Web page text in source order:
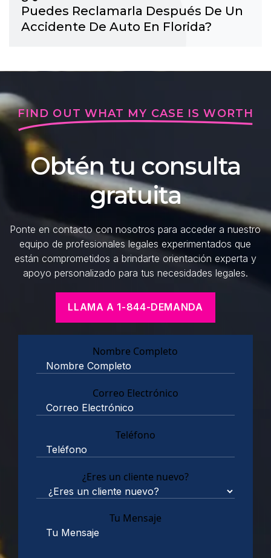
Puedes Reclamarla Después De Un
Accidente De Auto En Florida?
FIND OUT WHAT MY CASE IS WORTH
Obtén tu consulta
gratuita
Ponte en contacto con nosotros para acceder a nuestro
equipo de profesionales legales experimentados que
están comprometidos a brindarte orientación experta y
apoyo personalizado para tus necesidades legales.
LLAMA A 1-844-DEMANDA
Nombre Completo
Correo Electrónico
Teléfono
¿Eres un cliente nuevo?
Tu Mensaje